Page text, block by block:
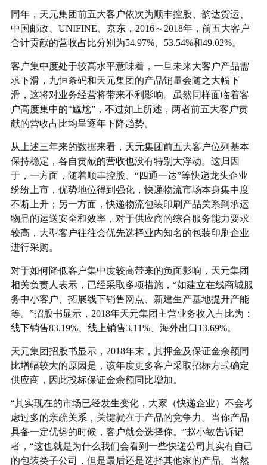
同年，天元集团前五大客户依次为顺丰控股、韵达货运、
中国邮政、UNIFINE、京东，2016～2018年，前五大客户
合计贡献的营收占比分别为54.97%、53.54%和49.02%。
客户集中度处于较高水平意味着，一旦未来大客户产品需
求下滑，九恒条码和天元集团的产品销量会随之大幅下
滑，这将对业务经营将带来不利影响。虽然同样面临着客
户高度集中的“尴尬”，不过如上所述，两者前五大客户贡
献的营收占比均呈逐年下降趋势。
从上述三年来的数据来看，天元集团前五大客户位列基本
保持稳定，各自贡献的营收也没有特别大浮动。这归因
于，一方面，随着顺丰控股、“四通一达”等快递龙头企业
纷纷上市，优势地位得到强化，快递物流市场本身集中度
不断上升；另一方面，快递物流包装印刷产品关系到承运
物品的运送安全和效率，对于供应商的综合服务能力要求
较高，大型客户往往会优先选择业内知名的包装印刷企业
进行采购。
对于如何降低客户集中度较高带来的负面影响，天元集团
相关负责人表示，已经采取多项措施，“如建立在线商城服
务中小客户、拓展线下销售网点、新建生产基地提升产能
等。”招股书显示，2018年天元集团主营业务收入占比为：
线下销售83.19%、线上销售3.11%、海外出口13.69%。
天元集团招股书显示，2018年末，其押金及保证金余额同
比增幅较大的原因是，该年度更多客户采取招标方式确定
供应商，因此投标保证金余额同比增加。
“其实现在的市场已经发生变化，大家（快递企业）不会考
虑过多的亲疏关系，关键就在于产品的竞争力。当你产品
具备一定优势的时候，客户就会选择你。”赵小敏告诉记
者，“这也就是为什么我们会看到一些快递公司其实有自己
的包装类子公司，但是最后还是选择其他家的产品。当然